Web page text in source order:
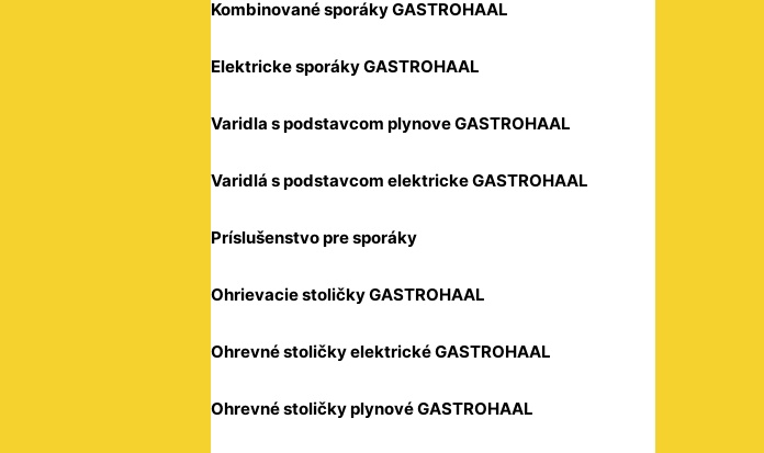
Kombinované sporáky GASTROHAAL
Elektricke sporáky GASTROHAAL
Varidla s podstavcom plynove GASTROHAAL
Varidlá s podstavcom elektricke GASTROHAAL
Príslušenstvo pre sporáky
Ohrievacie stoličky GASTROHAAL
Ohrevné stoličky elektrické GASTROHAAL
Ohrevné stoličky plynové GASTROHAAL